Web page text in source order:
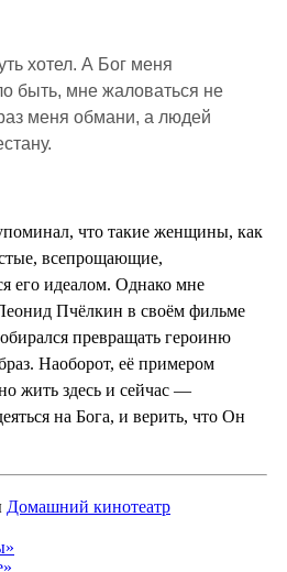
хотел. А Бог меня
быть, мне жаловаться не
меня обмани, а людей
что такие женщины, как
всепрощающие,
его идеалом. Однако мне
Пчёлкин в своём фильме
превращать героиню
Наоборот, её примером
жить здесь и сейчас —
на Бога, и верить, что Он
Домашний кинотеатр